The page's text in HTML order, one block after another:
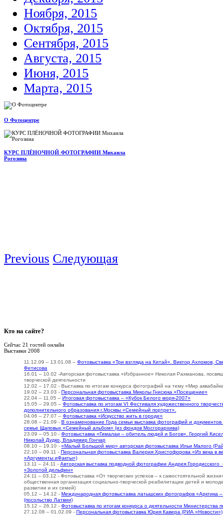
Ноября, 2015
Октября, 2015
Сентября, 2015
Августа, 2015
Июня, 2015
Марта, 2015
О Фотоцентре
КУРС ПЛЁНОЧНОЙ ФОТОГРАФИИ Михаила
Рогозина
Previous Следующая
Кто на сайте?
Сейчас 21 гостей онлайн
Выставки 2008
11.12.09 – 13.01.08 – Фотовыставка «Три взгляда на Китай». Виктор Ахломов,
Фетисова
16.01 – 10.02 -Авторская фотовыставка «Избранное» Николая Рахманова,
творческой деятельности
12.02 – 17.02 - Выставка по итогам конкурса фотографий на тему «Мир
19.02 – 23.03 - Персональная фотовыставка Миколы Гнисюка «Посещение»
22.04 – 11.05 – Итоговая фотовыставка – «Кубок Белого моря-2007»
15.05 – 29.05 – Фотовыставка по итогам VI Фестиваля художественного
дополнительного образования г.Москвы «Семейный портрет».
04.06 – 27.07 – Фотовыставка «Искусство жить в городе»
28.08 – 21.09 - В ознаменование Года семьи выставка фотографий и документов
семье Щаповых «Семейный альбом» (из фондов Мосгорархива)
23.09 – 05.10 - Фотовыставка «Гималаи – обитель людей и Богов». Георгий
Николай Дудко, Владимир Гончар
08.10 – 19.10 - «Малый Большой мир» авторская фотовыставка Ильи Малого
22.10 – 09.11 - Персональная фотовыставка Валерия Христофорова «Из века в
«Аргументы иФакты»)
13.11 – 24.11 - Авторская выставка подводной фотографии Андрея
«Золотой дельфин»
24.11 – 03.12 - Фотовыставка «От творческих успехов – к самостоятельной
общественная организация социально-творческой реабилитации детей и
развитии и их семей)
05.12 – 14.12 - Международная фотовыставка латышских фотографов «Арктика
(посольство Латвии)
15.12 – 26.12 - Фотовыставка по итогам конкурса о деятельности Министерства
27.12.08 – 01.02.09 - Персональная фотовыставка Юрия Кавера (РИА «Новости»)